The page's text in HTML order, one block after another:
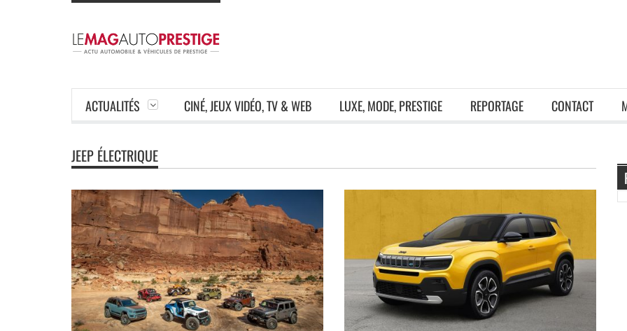
ACTUALITÉS CINÉ, JEUX VIDÉO, TV & WEB LUXE, MODE, PRESTIGE REPORTAGE CONTACT
JEEP ÉLECTRIQUE